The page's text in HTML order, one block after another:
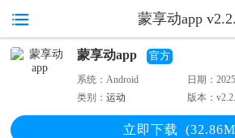
蒙享动app
蒙享动app 官方
系统：Android 日期：
类别：运动 版本：
立即下载